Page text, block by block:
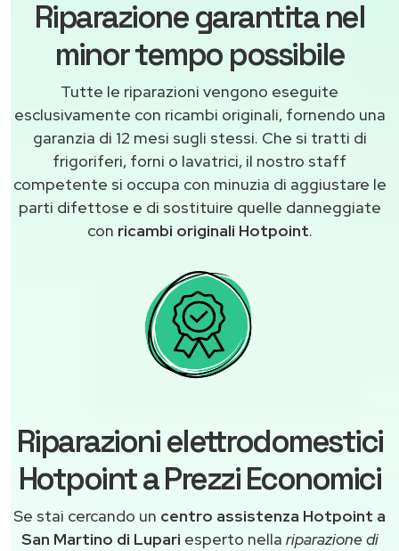
Riparazione garantita nel
minor tempo possibile
Tutte le riparazioni vengono eseguite
esclusivamente con ricambi originali, fornendo una
garanzia di 12 mesi sugli stessi. Che si tratti di
frigoriferi, forni o lavatrici, il nostro staff
competente si occupa con minuzia di aggiustare le
parti difettose e di sostituire quelle danneggiate
con ricambi originali Hotpoint.
Riparazioni elettrodomestici
Hotpoint a Prezzi Economici
Se stai cercando un centro assistenza Hotpoint a
San Martino di Lupari esperto nella riparazione di